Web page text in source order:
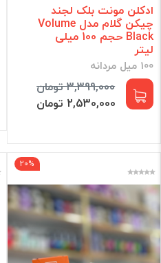
ادکلن مونت بلک لجند
چیکن گلام مدل Volume
Black حجم 100 میلی
لیتر
100 میل مردانه
3,399,000 تومان
2,530,000 تومان
20%